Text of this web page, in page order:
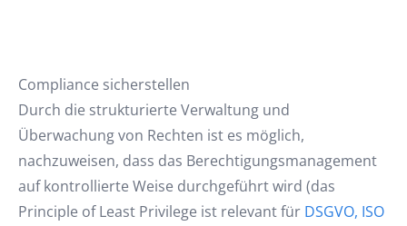
Compliance sicherstellen
Durch die strukturierte Verwaltung und
Überwachung von Rechten ist es möglich,
nachzuweisen, dass das Berechtigungsmanagement
auf kontrollierte Weise durchgeführt wird (das
Principle of Least Privilege ist relevant für DSGVO, ISO